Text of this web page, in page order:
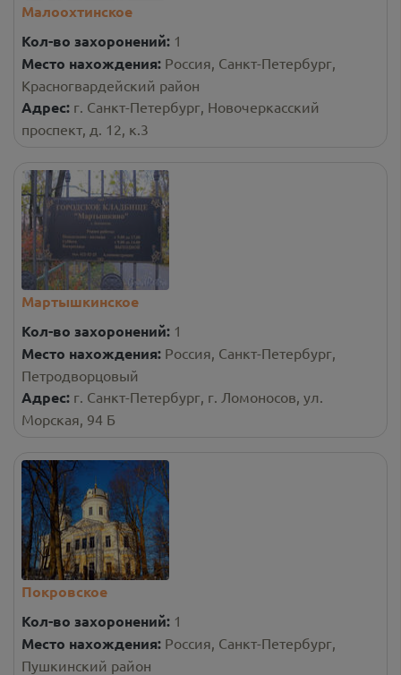
Малоохтинское
Кол-во захоронений: 1
Место нахождения: Россия, Санкт-Петербург,
Красногвардейский район
Адрес: г. Санкт-Петербург, Новочеркасский
проспект, д. 12, к.3
Мартышкинское
Кол-во захоронений: 1
Место нахождения: Россия, Санкт-Петербург,
Петродворцовый
Адрес: г. Санкт-Петербург, г. Ломоносов, ул.
Морская, 94 Б
Покровское
Кол-во захоронений: 1
Место нахождения: Россия, Санкт-Петербург,
Пушкинский район